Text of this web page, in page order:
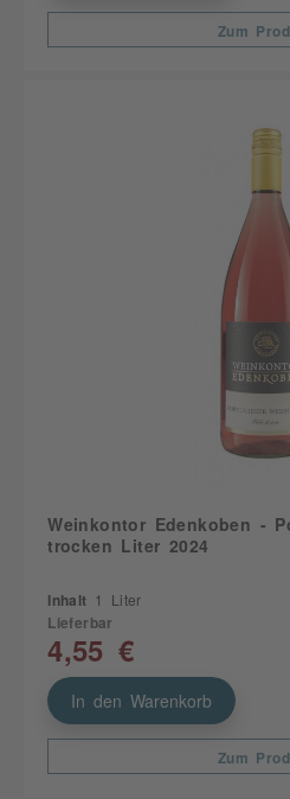
Zum
Weinkontor Edenkoben -
trocken Liter 2024
Inhalt 1 Liter
Lieferbar
4,55 €
In den Warenkorb
Zum